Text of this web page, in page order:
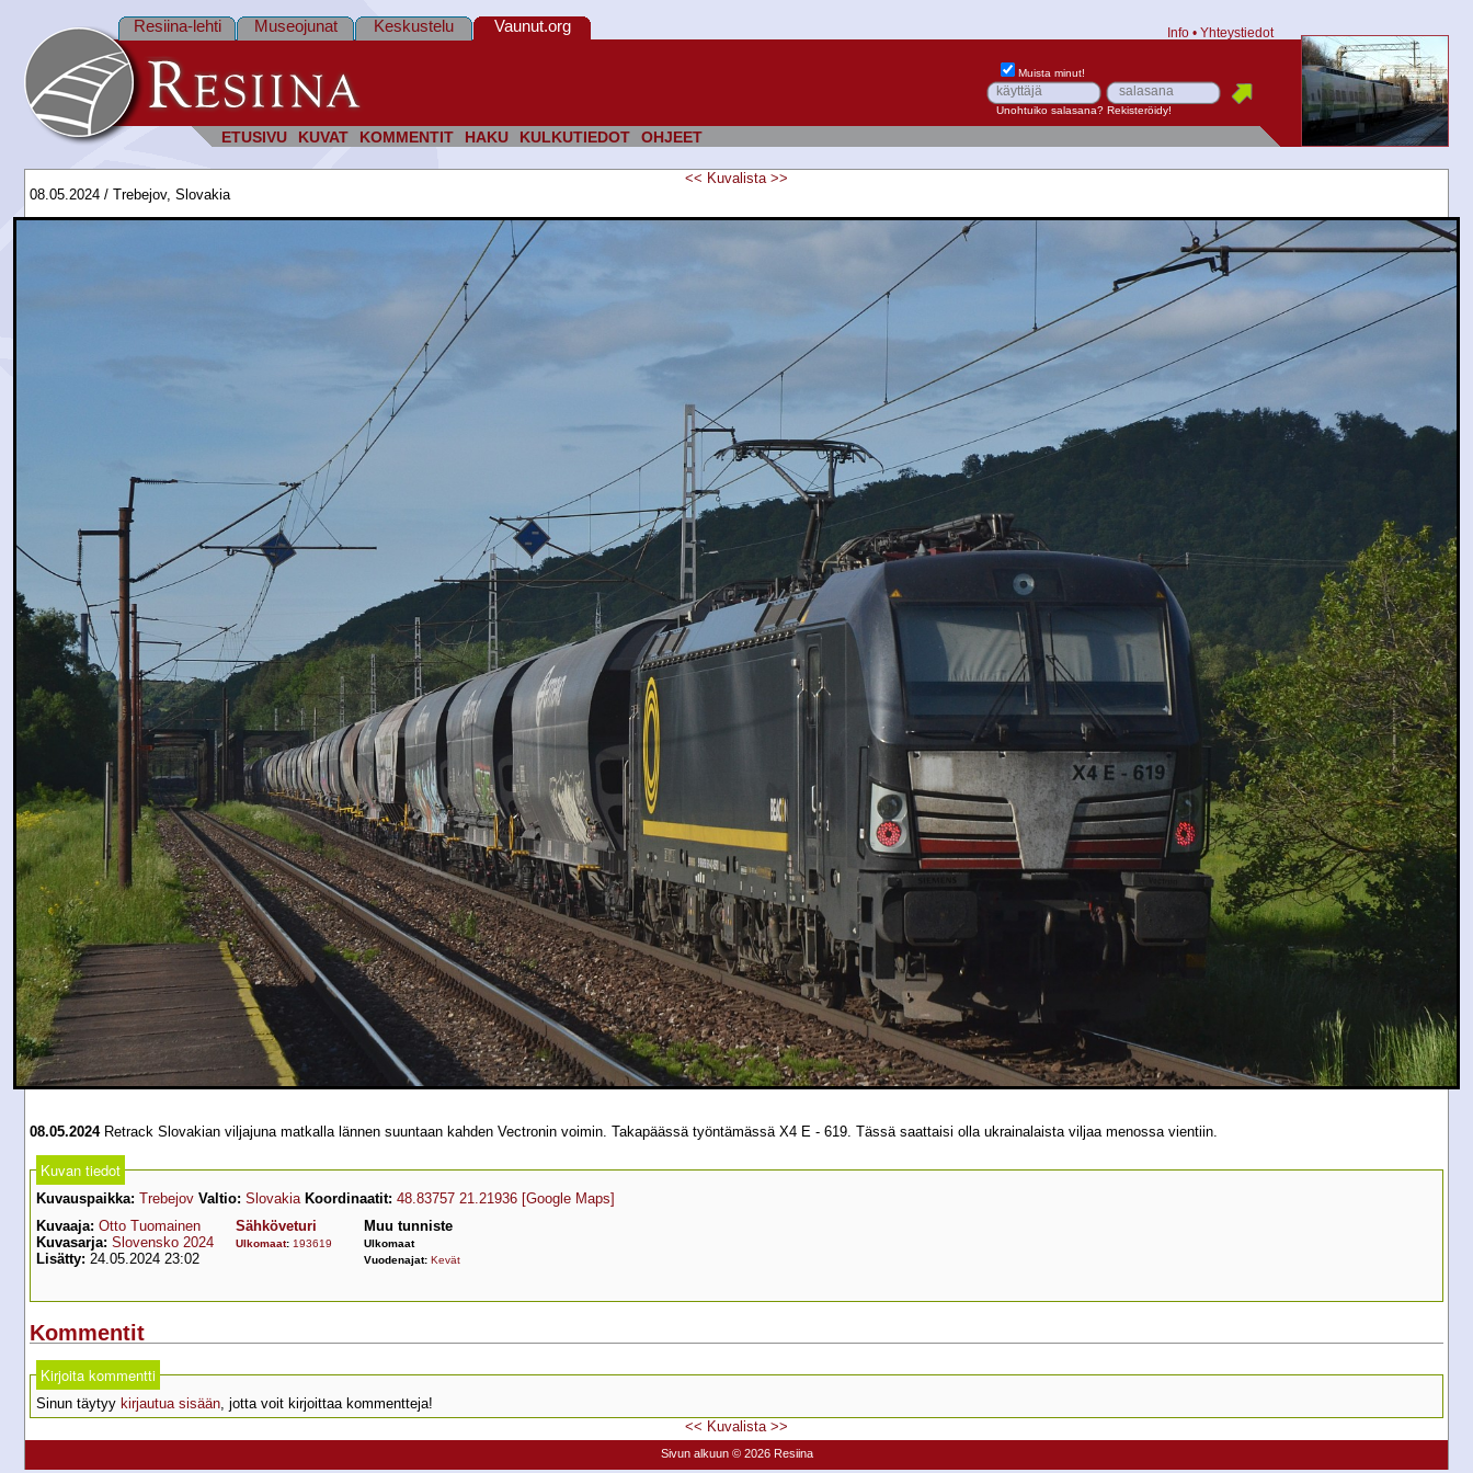
ETUSIVU KUVAT KOMMENTIT HAKU KULKUTIEDOT OHJEET
Resiina-lehti Museojunat Keskustelu Vaunut.org Info • Yhteystiedot
Muista minut!
Unohtuiko salasana? Rekisteröidy!
<< Kuvalista >>
08.05.2024 / Trebejov, Slovakia
08.05.2024Retrack Slovakian viljajuna matkalla lännen suuntaan kahden Vectronin voimin. Takapäässä työntämässä X4 E - 619. Tässä saattaisi olla ukrainalaista viljaa menossa vientiin.
Kuvan tiedot
Kuvauspaikka: Trebejov Valtio: Slovakia Koordinaatit: 48.83757 21.21936 [Google Maps]
Kuvaaja: Otto Tuomainen
Kuvasarja: Slovensko 2024
Lisätty: 24.05.2024 23:02
Sähköveturi
Ulkomaat: 193619
Muu tunniste
Ulkomaat
Vuodenajat: Kevät
Kommentit
Kirjoita kommentti
Sinun täytyy kirjautua sisään , jotta voit kirjoittaa kommentteja!
<< Kuvalista >>
Sivun alkuun © 2026 Resiina